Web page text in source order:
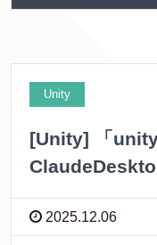
Unity
[Unity] 「
2025.12.06